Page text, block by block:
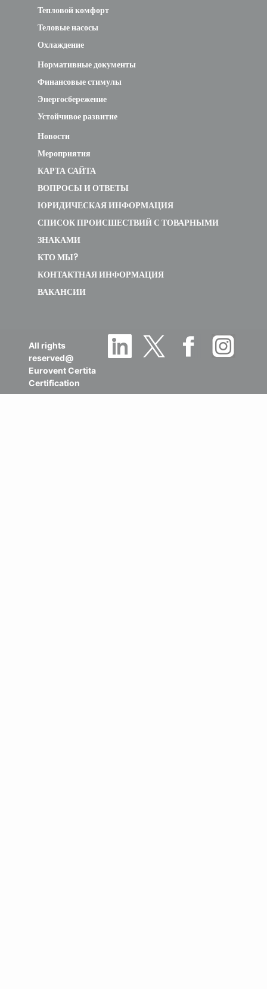
Тепловой комфорт
Теловые насосы
Охлаждение
Нормативные документы
Финансовые стимулы
Энергосбережение
Устойчивое развитие
Новости
Мероприятия
КАРТА САЙТА
ВОПРОСЫ И ОТВЕТЫ
ЮРИДИЧЕСКАЯ ИНФОРМАЦИЯ
СПИСОК ПРОИСШЕСТВИЙ С ТОВАРНЫМИ
ЗНАКАМИ
КТО МЫ?
КОНТАКТНАЯ ИНФОРМАЦИЯ
ВАКАНСИИ
All rights
reserved@
Eurovent Certita
Certification